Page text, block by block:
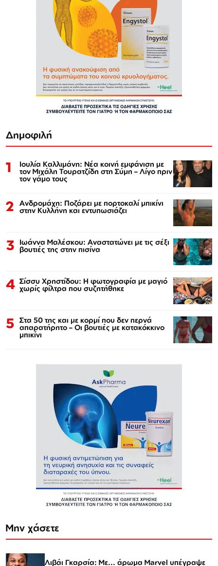
Δημοφιλή
1 Ιουλία Καλλιμάνη: Νέα κοινή εμφάνιση με
τον Μιχάλη Τουρατζίδη στη Σύμη – Λίγο πριν
τον γάμο τους
2 Ανδρομάχη: Ποζάρει με πορτοκαλί μπικίνι
στην Κυλλήνη και εντυπωσιάζει
3 Ιωάννα Μαλέσκου: Αναστατώνει με τις σέξι
βουτιές της στην πισίνα
4 Σίσσυ Χρηστίδου: Η φωτογραφία με μαγιό
χωρίς φίλτρα που συζητήθηκε
5 Στα 50 της και με κορμί που δεν περνά
απαρατήρητο – Οι βουτιές με κατακόκκινο
μπικίνι
Μην χάσετε
Λιβάι Γκαρσία: Με... άρωμα Marvel υπέγραψε